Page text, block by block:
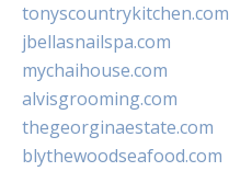
tonyscountrykitchen.com
jbellasnailspa.com
mychaihouse.com
alvisgrooming.com
thegeorginaestate.com
blythewoodseafood.com